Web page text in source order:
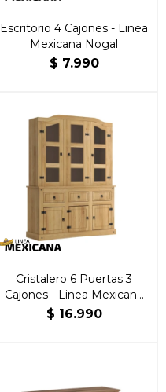
Escritorio 4 Cajones - Linea
Mexicana Nogal
$ 7.990
Cristalero 6 Puertas 3
Cajones - Linea Mexicana
Natural
$ 16.990